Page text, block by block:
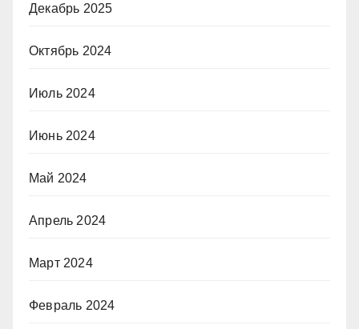
Декабрь 2025
Октябрь 2024
Июль 2024
Июнь 2024
Май 2024
Апрель 2024
Март 2024
Февраль 2024